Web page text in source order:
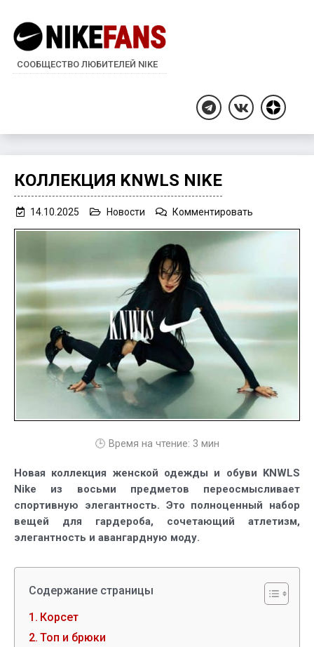
СООБЩЕСТВО ЛЮБИТЕЛЕЙ NIKE
TelegramВКонтакте
Дзен
КОЛЛЕКЦИЯ KNWLS NIKE
14.10.2025 Новости Комментировать
KNWLS
🕒 Время на чтение: 3 мин
Новая коллекция женской одежды и обуви KNWLS
Nike из восьми предметов переосмысливает
спортивную элегантность. Это полноценный набор
вещей для гардероба, сочетающий атлетизм,
элегантность и авангардную моду.
Содержание страницы
Корсет
Топ и брюки